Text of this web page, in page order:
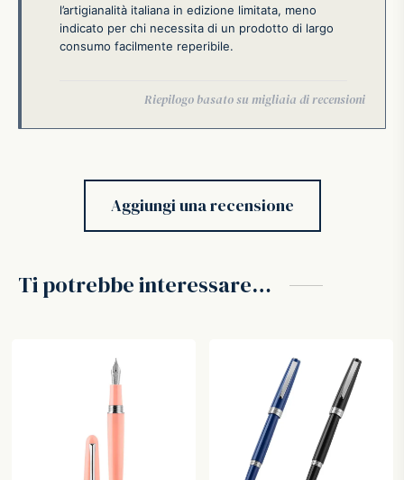
l’artigianalità italiana in edizione limitata, meno
indicato per chi necessita di un prodotto di largo
consumo facilmente reperibile.
Aggiungi una recensione
Ti potrebbe interessare…